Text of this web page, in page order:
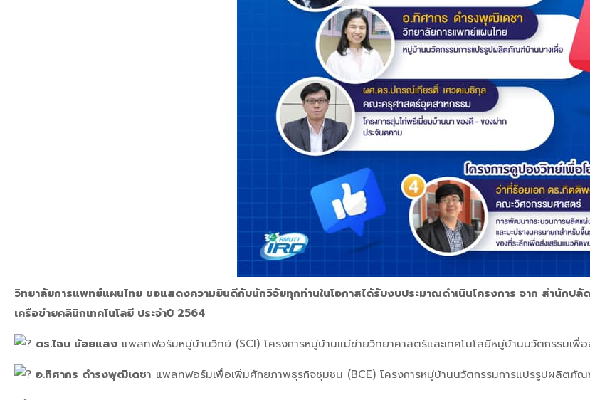
วิทยาลัยการแพทย์แผนไทย ขอแสดงความยินดีกับนักวิจัยทุกท่านในโอกาสได้รับงบประมาณดำเนินโครงการ จาก สำนักป
เครือข่ายคลินิกเทคโนโลยี ประจำปี 2564
ดร.ไฉน น้อยแสง แพลทฟอร์มหมู่บ้านวิทย์ (SCI) โครงการหมู่บ้านแม่ข่ายวิทยาศาสตร์และเทคโนโลยีหมู่บ้านนวัตกรรมเ
อ.ทิศากร ดำรงพุฒิเดชา แพลทฟอร์มเพื่อเพิ่มศักยภาพธุรกิจชุมชน (BCE) โครงการหมู่บ้านนวัตกรรมการแปรรูปผลิตภัณ